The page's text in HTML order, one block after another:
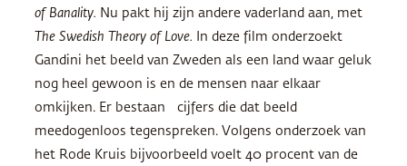
of Banality. Nu pakt hij zijn andere vaderland aan, met
The Swedish Theory of Love. In deze film onderzoekt
Gandini het beeld van Zweden als een land waar geluk
nog heel gewoon is en de mensen naar elkaar
omkijken. Er bestaan cijfers die dat beeld
meedogenloos tegenspreken. Volgens onderzoek van
het Rode Kruis bijvoorbeeld voelt 40 procent van de